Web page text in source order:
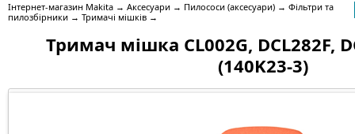
Інтернет-магазин Makita → Аксесуари → Пилососи (аксесуари) → Фільтри та
пилозбірники → Тримачі мішків →
Тримач мішка CL002G, DCL282F,
(140K23-3)